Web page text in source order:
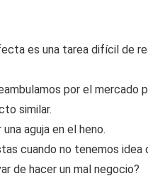
es una tarea difícil de
por el mercado
similar.
aguja en el heno.
cuando no tenemos idea
de hacer un mal negocio?